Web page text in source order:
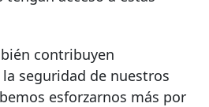
contribuyen
seguridad de nuestros
esforzarnos más por